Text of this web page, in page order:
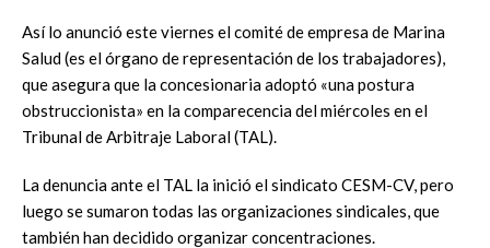
Así lo anunció este viernes el comité de empresa de Marina
Salud (es el órgano de representación de los trabajadores),
que asegura que la concesionaria adoptó «una postura
obstruccionista» en la comparecencia del miércoles en el
Tribunal de Arbitraje Laboral (TAL).
La denuncia ante el TAL la inició el sindicato CESM-CV, pero
luego se sumaron todas las organizaciones sindicales, que
también han decidido organizar concentraciones.